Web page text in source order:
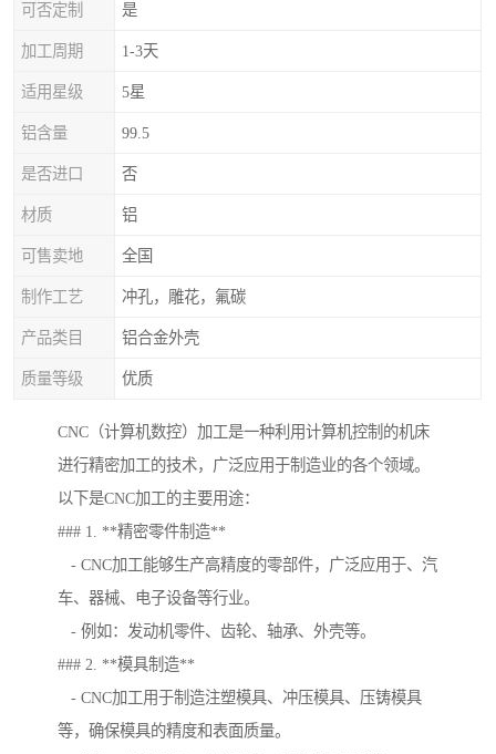
可否定制 是
加工周期 1-3天
适用星级 5星
铝含量 99.5
是否进口 否
材质 铝
可售卖地 全国
制作工艺 冲孔，雕花，氟碳
产品类目 铝合金外壳
质量等级 优质
CNC（计算机数控）加工是一种利用计算机控制的机床
进行精密加工的技术，广泛应用于制造业的各个领域。
以下是CNC加工的主要用途：
### 1. **精密零件制造**
- CNC加工能够生产高精度的零部件，广泛应用于、汽
车、器械、电子设备等行业。
- 例如：发动机零件、齿轮、轴承、外壳等。
### 2. **模具制造**
- CNC加工用于制造注塑模具、冲压模具、压铸模具
等，确保模具的精度和表面质量。